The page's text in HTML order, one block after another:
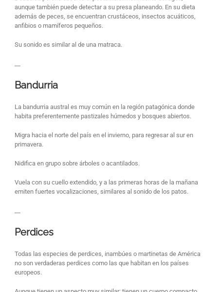
aunque también puede detectar a su presa planeando. En su dieta
además de peces, se encuentran crustáceos, insectos acuáticos,
anfibios o mamíferos pequeños.
Su sonido es similar al de una matraca.
Bandurria
La bandurria austral es muy común en la región patagónica donde
habita preferentemente pastizales húmedos y bosques abiertos.
Migra hacia el norte del país en el invierno, para regresar al sur en
primavera.
Nidifica en grupo sobre árboles o acantilados.
Vuela con su cuello extendido, y a las primeras horas de la mañana
emiten fuertes vocalizaciones, similares al sonido de los patos.
Perdices
Todas las especies de perdices, inambúes o martinetas de América
no son verdaderas perdices como las que habitan en los países
europeos.